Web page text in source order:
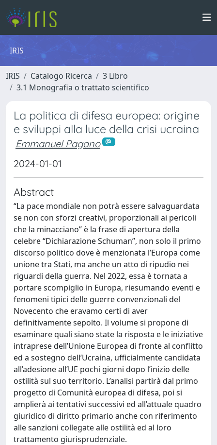
IRIS
IRIS Catalogo Ricerca
3 Libro
3.1 Monografia o trattato scientifico
La politica di difesa europea: origine
e sviluppi alla luce della crisi ucraina
Emmanuel Pagano
2024-01-01
Abstract
“La pace mondiale non potrà essere salvaguardata
se non con sforzi creativi, proporzionali ai pericoli
che la minacciano” è la frase di apertura della
celebre “Dichiarazione Schuman”, non solo il primo
discorso politico dove è menzionata l’Europa come
unione tra Stati, ma anche un atto di ripudio nei
riguardi della guerra. Nel 2022, essa è tornata a
portare scompiglio in Europa, riesumando eventi e
fenomeni tipici delle guerre convenzionali del
Novecento che eravamo certi di aver
definitivamente sepolto. Il volume si propone di
esaminare quali siano state la risposta e le iniziative
intraprese dell’Unione Europea di fronte al conflitto
ed a sostegno dell’Ucraina, ufficialmente candidata
all’adesione all’UE pochi giorni dopo l’inizio delle
ostilità sul suo territorio. L’analisi partirà dal primo
progetto di Comunità europea di difesa, poi si
amplierà ai tentativi successivi ed all’attuale quadro
giuridico di diritto primario anche con riferimento
alle sanzioni collegate alle ostilità ed al loro
trattamento giurisprudenziale.